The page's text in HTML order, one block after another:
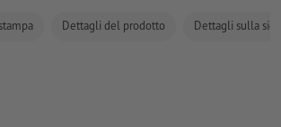
Dettagli del prodotto Dettagli sulla
lista preferiti